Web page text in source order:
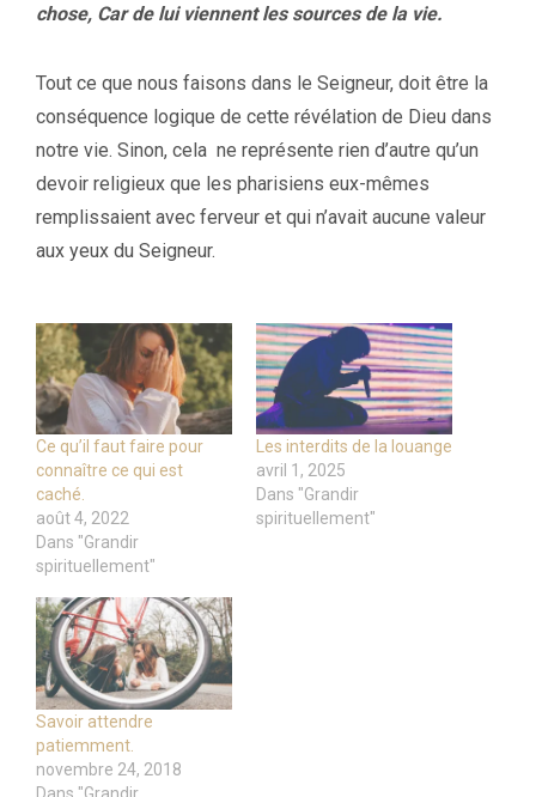
chose, Car de lui viennent les sources de la vie.
Tout ce que nous faisons dans le Seigneur, doit être la
conséquence logique de cette révélation de Dieu dans
notre vie. Sinon, cela ne représente rien d’autre qu’un
devoir religieux que les pharisiens eux-mêmes
remplissaient avec ferveur et qui n’avait aucune valeur
aux yeux du Seigneur.
Ce qu’il faut faire pour
connaître ce qui est
caché.
août 4, 2022
Dans "Grandir
spirituellement"
Les interdits de la louange
avril 1, 2025
Dans "Grandir
spirituellement"
Savoir attendre
patiemment.
novembre 24, 2018